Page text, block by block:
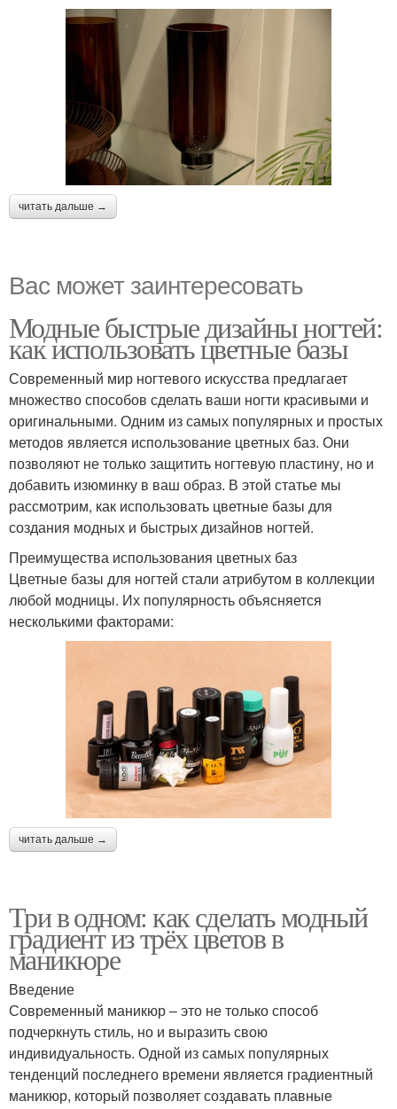
читать дальше →
Вас может заинтересовать
Модные быстрые дизайны ногтей:
как использовать цветные базы
Современный мир ногтевого искусства предлагает
множество способов сделать ваши ногти красивыми и
оригинальными. Одним из самых популярных и простых
методов является использование цветных баз. Они
позволяют не только защитить ногтевую пластину, но и
добавить изюминку в ваш образ. В этой статье мы
рассмотрим, как использовать цветные базы для
создания модных и быстрых дизайнов ногтей.
Преимущества использования цветных баз
Цветные базы для ногтей стали атрибутом в коллекции
любой модницы. Их популярность объясняется
несколькими факторами:
читать дальше →
Три в одном: как сделать модный
градиент из трёх цветов в
маникюре
Введение
Современный маникюр – это не только способ
подчеркнуть стиль, но и выразить свою
индивидуальность. Одной из самых популярных
тенденций последнего времени является градиентный
маникюр, который позволяет создавать плавные